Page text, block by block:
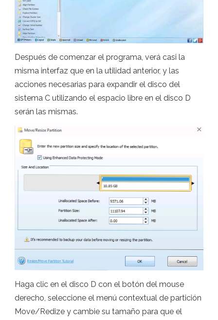
Después de comenzar el programa, verá casi la
misma interfaz que en la utilidad anterior, y las
acciones necesarias para expandir el disco del
sistema C utilizando el espacio libre en el disco D
serán las mismas.
Haga clic en el disco D con el botón del mouse
derecho, seleccione el menú contextual de partición
Move/Redize y cambie su tamaño para que el